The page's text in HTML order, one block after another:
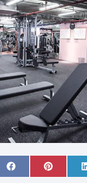
S
h
F
a
S
h
P
i